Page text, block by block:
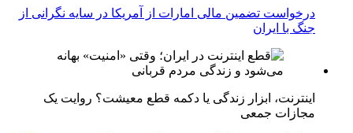
درخواست تضمین مالی امارات از آمریکا در سایه نگرانی از
جنگ با ایران
اینترنت، ابزار زندگی یا دکمه قطع معیشت؟ روایت یک
مجازات جمعی